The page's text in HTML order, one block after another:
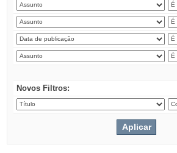
Novos Filtros: